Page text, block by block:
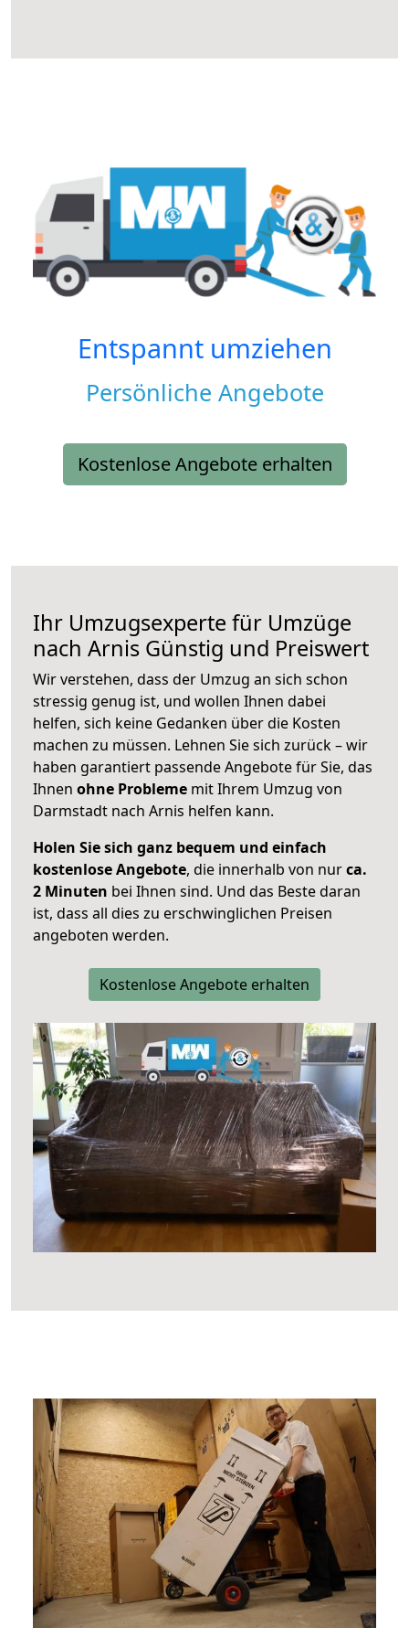
Entspannt umziehen
Persönliche Angebote
Kostenlose Angebote erhalten
Ihr Umzugsexperte für Umzüge
nach Arnis Günstig und Preiswert
Wir verstehen, dass der Umzug an sich schon
stressig genug ist, und wollen Ihnen dabei
helfen, sich keine Gedanken über die Kosten
machen zu müssen. Lehnen Sie sich zurück – wir
haben garantiert passende Angebote für Sie, das
Ihnen ohne Probleme mit Ihrem Umzug von
Darmstadt nach Arnis helfen kann.
Holen Sie sich ganz bequem und einfach
kostenlose Angebote, die innerhalb von nurca.
2 Minuten bei Ihnen sind. Und das Beste daran
ist, dass all dies zu erschwinglichen Preisen
angeboten werden.
Kostenlose Angebote erhalten